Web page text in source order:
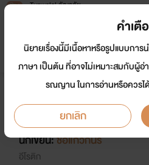
Tunwalai ธัญวลัย
หน้าแรก นิยาย อีบุ๊ก
วิวาห์รัก ซาตานร้า
นักเขียน:ช่อแก้วกินรี
อีโรติก
คำเตื
นิยายเรื่องนี้มีเนื้อหาหรือรูปแบบกา
ภาษา เป็นต้น ที่อาจไม่เหมาะสมกับผู้
รณญาน ในการอ่านหรือควร
ยกเลิก